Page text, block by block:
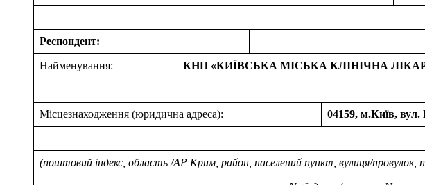
Респондент:
Найменування: КНП «КИЇВСЬКА МІСЬКА КЛІНІЧНА
Місцезнаходження (юридична адреса): 04159, м.Київ,
(поштовий індекс, область /АР Крим, район, населений пункт, вулиця/провулок,